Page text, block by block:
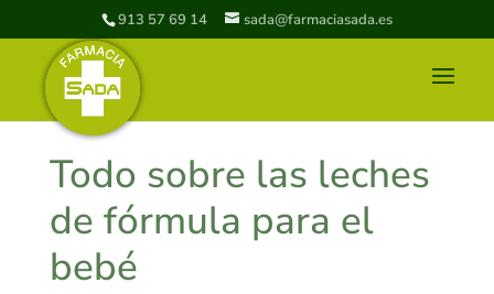
913 57 69 14 sada@farmaciasada.es
Todo sobre las leches
de fórmula para el
bebé